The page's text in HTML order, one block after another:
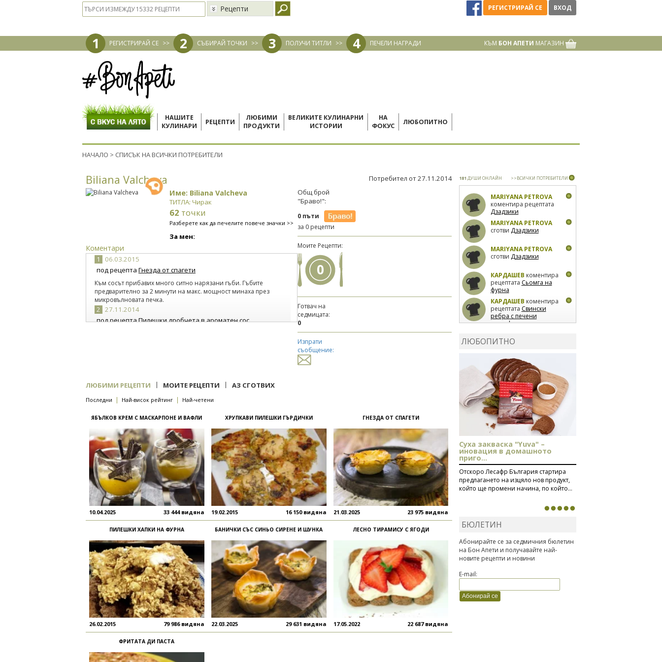
Рецепти РЕГИСТРИРАЙ СЕ ВХОД
1 РЕГИСТРИРАЙ СЕ >> 2 СЪБИРАЙ ТОЧКИ >> 3 ПОЛУЧИ ТИТЛИ >> 4 ПЕЧЕЛИ НАГРАДИ КЪМ БОН АПЕТИ МАГАЗИН
НАШИТЕ
КУЛИНАРИ
РЕЦЕПТИ
ЛЮБИМИ
ПРОДУКТИ
ВЕЛИКИТЕ КУЛИНАРНИ
ИСТОРИИ
НА
ФОКУС
ЛЮБОПИТНО
НАЧАЛО > СПИСЪК НА ВСИЧКИ ПОТРЕБИТЕЛИ
Biliana Valcheva Потребител от 27.11.2014
Име: Biliana Valcheva
ТИТЛА: Чирак
62 точки
Разберете как да печелите повече значки >>
За мен:
Коментари
1
06.03.2015
под рецепта Гнезда от спагети
Към сосът прибавих много ситно нарязани гъби. Гъбите
предварително за 2 минути на макс. мощност минаха през
микровълновата печка.
2 27.11.2014
под рецептаПилешки дробчета в ароматен сос
Общ брой
"Браво!":
0 пъти
за 0 рецепти
Моите Рецепти:
0
Готвач на
седмицата:
0
Изпрати
съобщение:
ЛЮБИМИ РЕЦЕПТИ | МОИТЕ РЕЦЕПТИ | АЗ СГОТВИХ
Последни | Най-висок рейтинг | Най-четени
ЯБЪЛКОВ КРЕМ С МАСКАРПОНЕ И ВАФЛИ
10.04.2025 33 444 видяна
ХРУПКАВИ ПИЛЕШКИ ГЪРДИЧКИ
19.02.2015 16 150 видяна
ГНЕЗДА ОТ СПАГЕТИ
21.03.2025 23 975 видяна
ПИЛЕШКИ ХАПКИ НА ФУРНА
26.02.2015 79 986 видяна
БАНИЧКИ СЪС СИНЬО СИРЕНЕ И ШУНКА
22.03.2025 29 631 видяна
ЛЕСНО ТИРАМИСУ С ЯГОДИ
17.05.2022 22 687 видяна
ФРИТАТА ДИ ПАСТА
181 ДУШИ ОНЛАЙН >>ВСИЧКИ ПОТРЕБИТЕЛИ
MARIYANA PETROVA
коментира рецептата
Дзадзики
MARIYANA PETROVA
сготви Дзадзики
MARIYANA PETROVA
сготви Дзадзики
КАРДАШЕВ коментира
рецептата Сьомга на
фурна
КАРДАШЕВ коментира
рецептата Свински
ребра с печени
картофи
лимон
коментира рецептата
Киноа със зеленчуци
ЛЮБОПИТНО
Суха закваска "Yuva" –
иновация в домашното
приго...
Отскоро Лесафр България стартира
предлагането на изцяло нов продукт,
който ще промени начина, по който...
БЮЛЕТИН
Абонирайте се за седмичния бюлетин
на Бон Апети и получавайте най-
новите рецепти и новини
E-mail: